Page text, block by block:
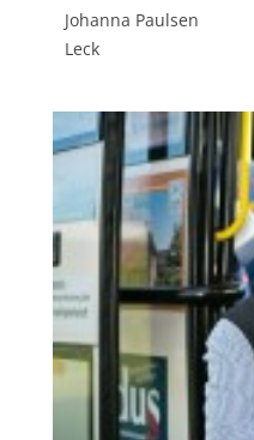
Johanna Paulsen
Leck